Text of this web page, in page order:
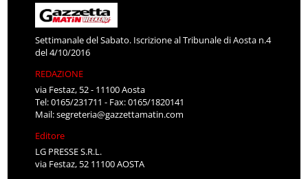
Settimanale del Sabato. Iscrizione al Tribunale di Aosta n.4
del 4/10/2016
REDAZIONE
via Festaz, 52 - 11100 Aosta
Tel: 0165/231711 - Fax: 0165/1820141
Mail:segreteria@gazzettamatin.com
Editore
LG PRESSE S.R.L.
via Festaz, 52 11100 AOSTA